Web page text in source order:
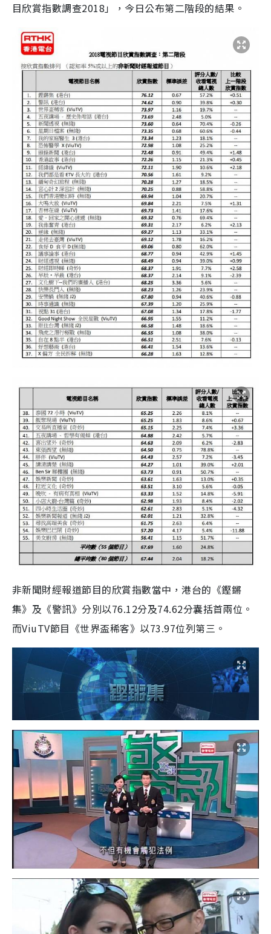
目欣賞指數調查2018」，今日公布第二階段的結果。
非新聞財經報道節目的欣賞指數當中，港台的《鏗鏘
集》及《警訊》分別以76.12分及74.62分囊括首兩位。
而ViuTV節目《世界盃稀客》以73.97位列第三。